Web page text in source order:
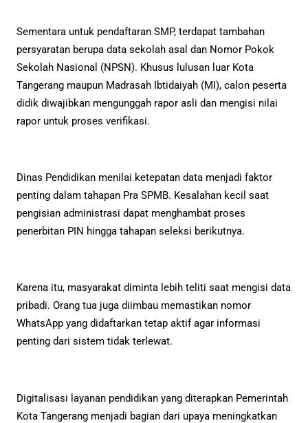
Sementara untuk pendaftaran SMP, terdapat tambahan
persyaratan berupa data sekolah asal dan Nomor Pokok
Sekolah Nasional (NPSN). Khusus lulusan luar Kota
Tangerang maupun Madrasah Ibtidaiyah (MI), calon peserta
didik diwajibkan mengunggah rapor asli dan mengisi nilai
rapor untuk proses verifikasi.
Dinas Pendidikan menilai ketepatan data menjadi faktor
penting dalam tahapan Pra SPMB. Kesalahan kecil saat
pengisian administrasi dapat menghambat proses
penerbitan PIN hingga tahapan seleksi berikutnya.
Karena itu, masyarakat diminta lebih teliti saat mengisi data
pribadi. Orang tua juga diimbau memastikan nomor
WhatsApp yang didaftarkan tetap aktif agar informasi
penting dari sistem tidak terlewat.
Digitalisasi layanan pendidikan yang diterapkan Pemerintah
Kota Tangerang menjadi bagian dari upaya meningkatkan